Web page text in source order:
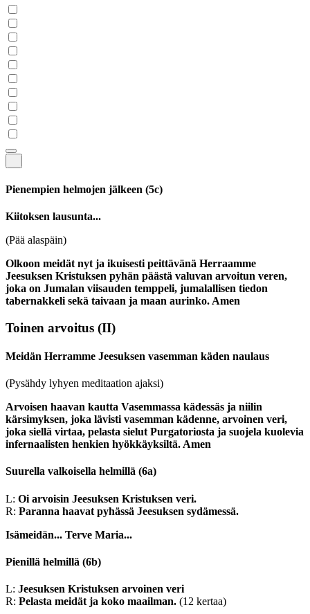
Pienempien helmojen jälkeen (5c)
Kiitoksen lausunta...
(Pää alaspäin)
Olkoon meidät nyt ja ikuisesti peittävänä Herraamme
Jeesuksen Kristuksen pyhän päästä valuvan arvoitun veren,
joka on Jumalan viisauden temppeli, jumalallisen tiedon
tabernakkeli sekä taivaan ja maan aurinko. Amen
Toinen arvoitus (II)
Meidän Herramme Jeesuksen vasemman käden naulaus
(Pysähdy lyhyen meditaation ajaksi)
Arvoisen haavan kautta Vasemmassa kädessäs ja niilin
kärsimyksen, joka lävisti vasemman kädenne, arvoinen veri,
joka siellä virtaa, pelasta sielut Purgatoriosta ja suojela kuolevia
infernaalisten henkien hyökkäyksiltä. Amen
Suurella valkoisella helmillä (6a)
L: Oi arvoisin Jeesuksen Kristuksen veri.
R: Paranna haavat pyhässä Jeesuksen sydämessä.
Isämeidän... Terve Maria...
Pienillä helmillä (6b)
L: Jeesuksen Kristuksen arvoinen veri
R: Pelasta meidät ja koko maailman. (12 kertaa)